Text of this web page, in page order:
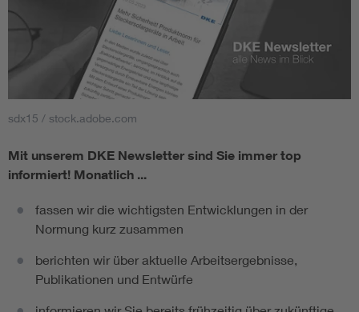
sdx15 / stock.adobe.com
Mit unserem DKE Newsletter sind Sie immer top
informiert! Monatlich ...
fassen wir die wichtigsten Entwicklungen in der
Normung kurz zusammen
berichten wir über aktuelle Arbeitsergebnisse,
Publikationen und Entwürfe